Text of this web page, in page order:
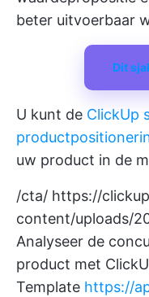
beter uitvoerbaar
Dit
U kunt de ClickUp
uw product in de
/cta/ https://
content/uploads/
Analyseer de
product met
Template https://